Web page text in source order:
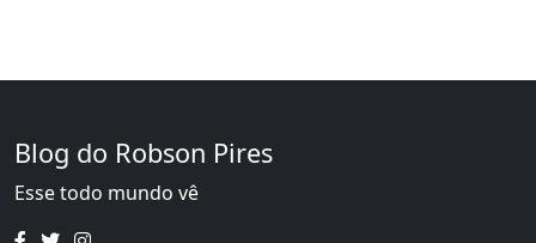
Blog do Robson Pires
Esse todo mundo vê